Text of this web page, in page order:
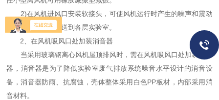
2)在风机进风口安装软接头，可使风机运行时产生的噪声和震动
不至于通过风管传送到各层实验室。
2、在风机吸风口处加装消音器
当采用玻璃钢离心风机屋顶排风时，需在风机吸风口处加装消音
器，消音器是为了降低实验室废气排放系统噪音水平设计的消音设
备，消音器防雨、抗腐蚀，壳体整体采用白色PP板材，内部采用消
音材料。